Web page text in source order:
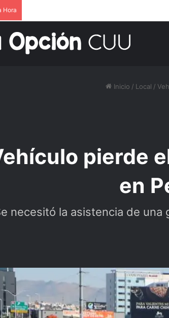
Hora
Inicio / Local /
pierde
en
necesitó la asistencia de una